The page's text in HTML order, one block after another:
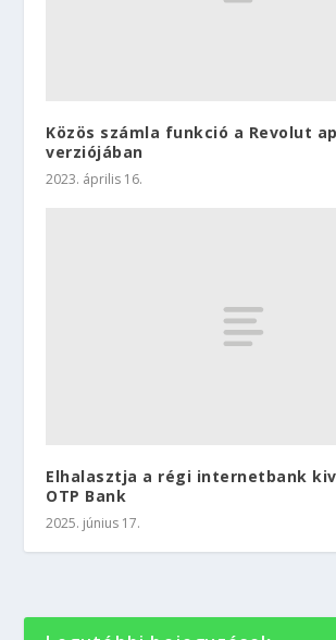
Közös számla funkció a Revolut
verziójában
2023. április 16.
Elhalasztja a régi internetbank
OTP Bank
2025. június 17.